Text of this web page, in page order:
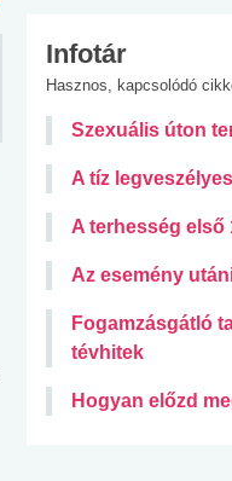
Infotár
Hasznos, kapcsolódó
Szexuális úton
A tíz
A terhesség első
Az esemény
Fogamzásgátló
tévhitek
Hogyan előzd